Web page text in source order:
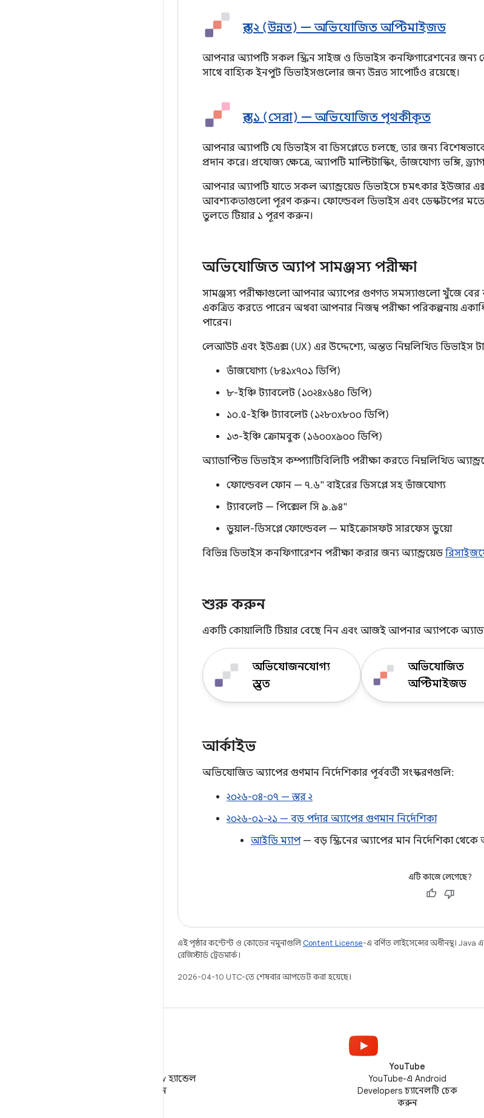
স্তর ২ (উন্নত) — অভিযোজিত অপ্টিমাইজড
আপনার অ্যাপটি সকল স্ক্রিন সাইজ ও ডিভাইস কনফিগারেশনের
সাথে বাহ্যিক ইনপুট ডিভাইসগুলোর জন্য উন্নত সাপোর্টও রয়েছে।
স্তর ১ (সেরা) — অভিযোজিত পৃথকীকৃত
আপনার অ্যাপটি যে ডিভাইস বা ডিসপ্লেতে চলছে, তার জন্য
প্রদান করে। প্রযোজ্য ক্ষেত্রে, অ্যাপটি মাল্টিটাস্কিং, ভাঁজযোগ্য ভঙ্গি,
আপনার অ্যাপটি যাতে সকল অ্যান্ড্রয়েড ডিভাইসে চমৎকার ইউজার
আবশ্যকতাগুলো পূরণ করুন। ফোল্ডেবল ডিভাইস এবং ডেস্কটপের মতো
তুলতে টিয়ার ১ পূরণ করুন।
অভিযোজিত অ্যাপ সামঞ্জস্য পরীক্ষা
সামঞ্জস্য পরীক্ষাগুলো আপনার অ্যাপের গুণগত সমস্যাগুলো খুঁজে
একত্রিত করতে পারেন অথবা আপনার নিজস্ব পরীক্ষা পরিকল্পনায়
পারেন।
লেআউট এবং ইউএক্স (UX) এর উদ্দেশ্যে, অন্তত নিম্নলিখিত ডিভাইস
ভাঁজযোগ্য (৮৪১x৭০১ ডিপি)
৮-ইঞ্চি ট্যাবলেট (১০২৪x৬৪০ ডিপি)
১০.৫-ইঞ্চি ট্যাবলেট (১২৮০x৮০০ ডিপি)
১৩-ইঞ্চি ক্রোমবুক (১৬০০x৯০০ ডিপি)
অ্যাডাপ্টিভ ডিভাইস কম্প্যাটিবিলিটি পরীক্ষা করতে নিম্নলিখিত
ফোল্ডেবল ফোন — ৭.৬" বাইরের ডিসপ্লে সহ ভাঁজযোগ্য
ট্যাবলেট — পিক্সেল সি ৯.৯৪"
ডুয়াল-ডিসপ্লে ফোল্ডেবল — মাইক্রোসফট সারফেস ডুয়ো
বিভিন্ন ডিভাইস কনফিগারেশন পরীক্ষা করার জন্য অ্যান্ড্রয়েড
শুরু করুন
একটি কোয়ালিটি টিয়ার বেছে নিন এবং আজই আপনার অ্যাপকে
অভিযোজনযোগ্য
প্রস্তুত
অভিযোজিত
অপ্টিমাইজড
আর্কাইভ
অভিযোজিত অ্যাপের গুণমান নির্দেশিকার পূর্ববর্তী সংস্করণগুলি:
২০২৬-০৪-০৭ — স্তর ২
২০২৬-০১-২১ — বড় পর্দার অ্যাপের গুণমান নির্দেশিকা
আইডি ম্যাপ— বড় স্ক্রিনের অ্যাপের মান নির্দেশিকা থেকে
এটি কাজে লেগেছে?
এই পৃষ্ঠার কন্টেন্ট ও কোডের নমুনাগুলিContent License-এ বর্ণিত লাইসেন্সের অধীনস্থ।
রেজিস্টার্ড ট্রেডমার্ক।
2026-04-10 UTC-তে শেষবার আপডেট করা হয়েছে।
X-এ @AndroidDev হ্যান্ডেল
ফলো করুন
YouTube
YouTube-এ Android
Developers চ্যানেলটি চেক
করুন